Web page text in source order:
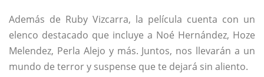
Además de Ruby Vizcarra, la película cuenta con un
elenco destacado que incluye a Noé Hernández, Hoze
Melendez, Perla Alejo y más. Juntos, nos llevarán a un
mundo de terror y suspense que te dejará sin aliento.